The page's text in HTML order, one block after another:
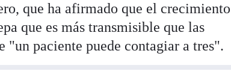
que ha afirmado que el crecimiento
que es más transmisible que las
"un paciente puede contagiar a tres".